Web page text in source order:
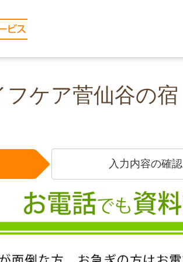
フケア菅仙谷の宿
入力内容の確認